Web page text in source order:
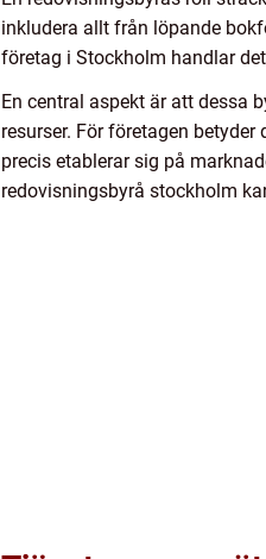
inkludera allt från löpande
företag i Stockholm handlar
En central aspekt är att dessa
resurser. För företagen
precis etablerar sig på
redovisningsbyrå stockholm